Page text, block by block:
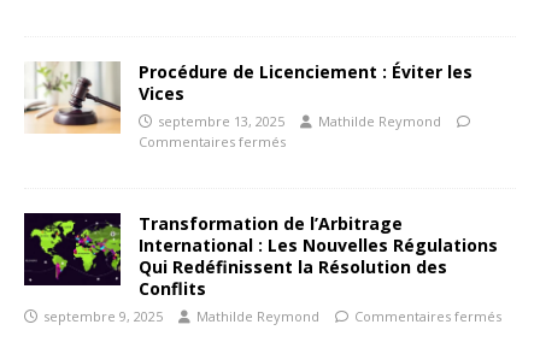
Procédure de Licenciement : Éviter les
Vices
septembre 13, 2025
Mathilde Reymond
Commentaires fermés
Transformation de l’Arbitrage
International : Les Nouvelles Régulations
Qui Redéfinissent la Résolution des
Conflits
septembre 9, 2025 Mathilde Reymond Commentaires fermés